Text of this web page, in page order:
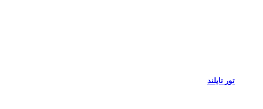
تور تایلند